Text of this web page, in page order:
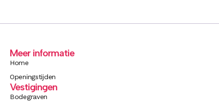
Meer informatie
Home
Openingstijden
Vestigingen
Bodegraven